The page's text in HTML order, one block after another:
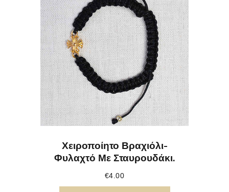
Χειροποίητο Βραχιόλι-
Φυλαχτό Με Σταυρουδάκι.
€4.00